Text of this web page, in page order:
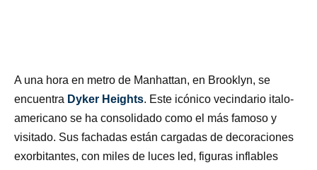
A una hora en metro de Manhattan, en Brooklyn, se
encuentra Dyker Heights. Este icónico vecindario italo-
americano se ha consolidado como el más famoso y
visitado. Sus fachadas están cargadas de decoraciones
exorbitantes, con miles de luces led, figuras inflables